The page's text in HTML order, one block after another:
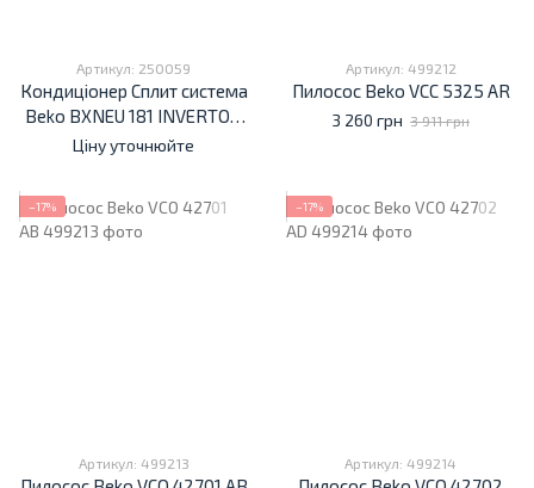
Артикул: 250059
Кондиціонер Cплит система
Beko BXNEU 181 INVERTOR
+ монтажний комплект
Ціну уточнюйте
Артикул: 499212
Пилосос Beko VCC 5325 AR
3 260 грн 3 911 грн
−17%
Артикул: 499213
−17%
Артикул: 499214